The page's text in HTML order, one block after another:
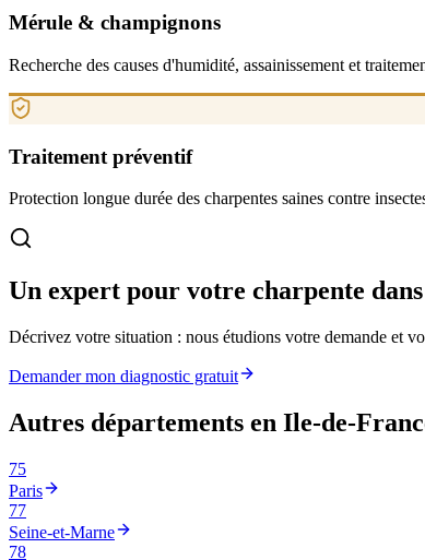
Mérule & champignons
Recherche des causes d'humidité, assainissement et
Traitement préventif
Protection longue durée des charpentes saines contre
Un expert pour votre charpente
Décrivez votre situation : nous étudions votre demande et
Demander mon diagnostic gratuit
Autres départements en Ile-de-
75
Paris
77
Seine-et-Marne
78